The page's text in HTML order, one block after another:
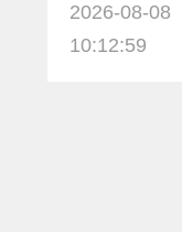
2026-08-08
10:12:59